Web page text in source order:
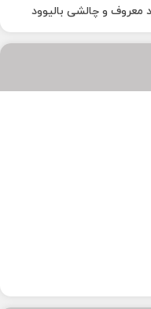
معروف و چالشی بالیوود